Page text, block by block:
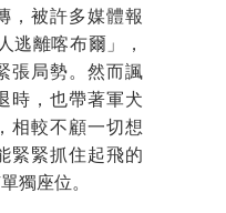
，被許多媒體報
逃離喀布爾」，
張局勢。然而諷
時，也帶著軍犬
相較不顧一切想
緊緊抓住起飛的
獨座位。